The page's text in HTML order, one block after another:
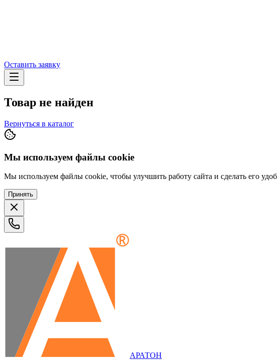
Оставить заявку
Товар не найден
Вернуться в каталог
Мы используем файлы cookie
Мы используем файлы cookie, чтобы улучшить работу сайта и сделать его
Принять
АРАТОН